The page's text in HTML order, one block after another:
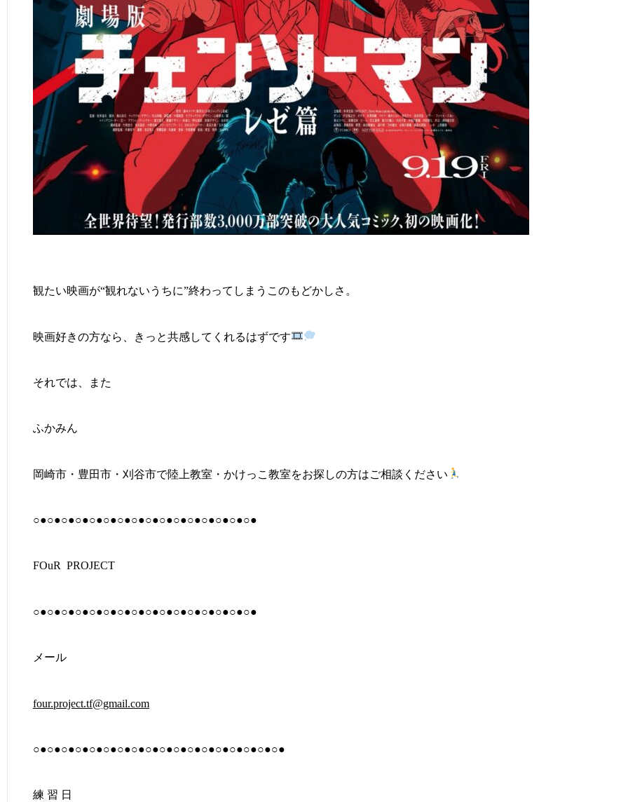
観たい映画が“観れないうちに”終わってしまうこのもどかしさ。
映画好きの方なら、きっと共感してくれるはずです
それでは、また
ふかみん
岡崎市・豊田市・刈谷市で陸上教室・かけっこ教室をお探しの方はご相談ください
○●○●○●○●○●○●○●○●○●○●○●○●○●○●○●○●
FOuR PROJECT
○●○●○●○●○●○●○●○●○●○●○●○●○●○●○●○●
メール
four.project.tf@gmail.com
○●○●○●○●○●○●○●○●○●○●○●○●○●○●○●○●○●○●
練 習 日